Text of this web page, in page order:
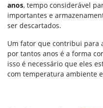
anos, tempo considerável
importantes e
ser descartados.
Um fator que contribui para
por tantos anos é a forma
isso é necessário que eles
com temperatura ambiente